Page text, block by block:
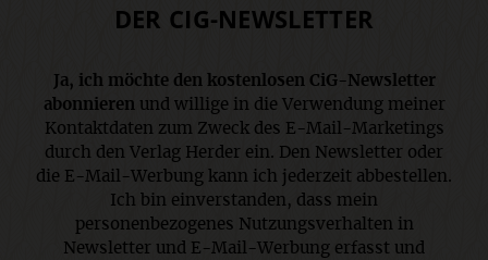
DER CIG-NEWSLETTER
Ja, ich möchte den kostenlosen CiG-Newsletter
abonnierenund willige in die Verwendung meiner
Kontaktdaten zum Zweck des E-Mail-Marketings
durch den Verlag Herder ein. Den Newsletter oder
die E-Mail-Werbung kann ich jederzeit abbestellen.
Ich bin einverstanden, dass mein
personenbezogenes Nutzungsverhalten in
Newsletter und E-Mail-Werbung erfasst und